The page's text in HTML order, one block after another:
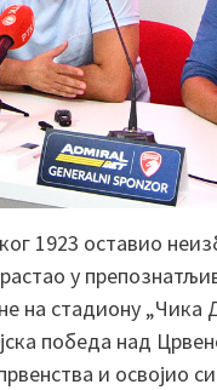
1923 оставио
у
на стадиону „Чика
победа над
и освојио